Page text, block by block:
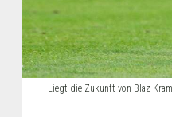
Liegt die Zukunft von Blaz